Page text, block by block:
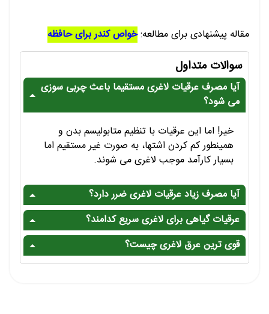
مقاله پیشنهادی برای مطالعه:خواص کندر برای حافظه
سوالات متداول
آیا مصرف عرقیات لاغری مستقیما باعث چربی سوزی
می شود؟
خیر! اما این عرقیات با تنظیم متابولیسم بدن و
همینطور کم کردن اشتها، به صورت غیر مستقیم اما
بسیار کارآمد موجب لاغری می شوند.
آیا مصرف زیاد عرقیات لاغری ضرر دارد؟
عرقیات گیاهی برای لاغری سریع کدامند؟
قوی ترین عرق لاغری چیست؟